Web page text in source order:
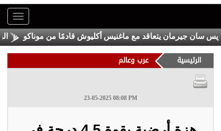
جيرمان يتعاقد مع ماغنيس أكليوش قادمًا من موناكو
الرئيسية عرب وعالم
23-05-2025 08:08 PM